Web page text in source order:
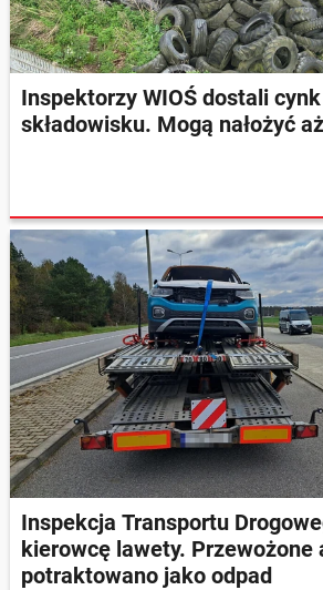
Inspektorzy WIOŚ dostali
składowisku. Mogą nałożyć
Inspekcja Transportu
kierowcę lawety. Przewożone
potraktowano jako odpad